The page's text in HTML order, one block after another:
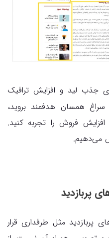
جذب لید و افزایش ترافیک
همسان هدفمند بروید،
فروش را تجربه کنید.
مثل طرفداری قرار